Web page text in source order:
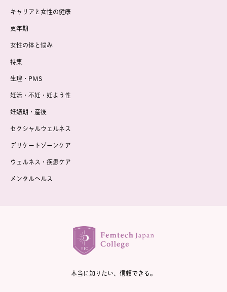
キャリアと女性の健康
更年期
女性の体と悩み
特集
生理・PMS
妊活・不妊・妊よう性
妊娠期・産後
セクシャルウェルネス
デリケートゾーンケア
ウェルネス・疾患ケア
メンタルヘルス
本当に知りたい、信頼できる。